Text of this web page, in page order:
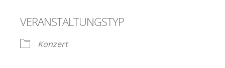
VERANSTALTUNGSTYP
Konzert